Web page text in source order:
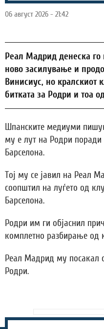
06 август 2026 - 21:42
Реал Мадрид денеска
ново засилување и
Винисиус, но кралскиот
битката за Родри и тоа
Шпанските медиуми
му е лут на Родри поради
Барселона.
Тој му се јавил на Реал
соопштил на луѓето од
Барселона.
Родри им ги објаснил
комплетно разбирање од
Реал Мадрид му посакал
Родри.